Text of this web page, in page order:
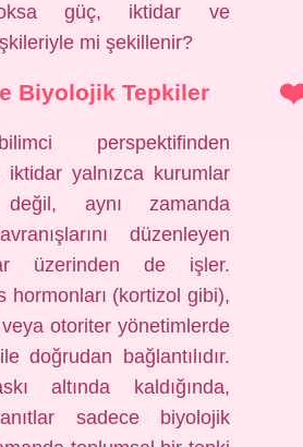
güç, iktidar ve
mi şekillenir?
Biyolojik Tepkiler
perspektifinden
iktidar yalnızca kurumlar
değil, aynı zamanda
düzenleyen
üzerinden de işler.
hormonları (kortizol gibi),
otoriter yönetimlerde
doğrudan bağlantılıdır.
altında kaldığında,
sadece biyolojik